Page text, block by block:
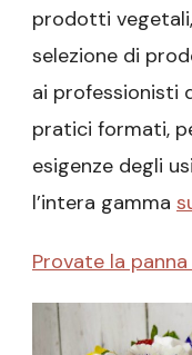
prodotti
selezione di
ai professionisti
pratici formati,
esigenze degli
l’intera gamma
Provate la